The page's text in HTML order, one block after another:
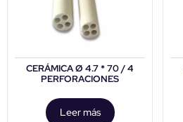
CERÁMICA Ø 4.7 * 70 / 4
PERFORACIONES
Leer más